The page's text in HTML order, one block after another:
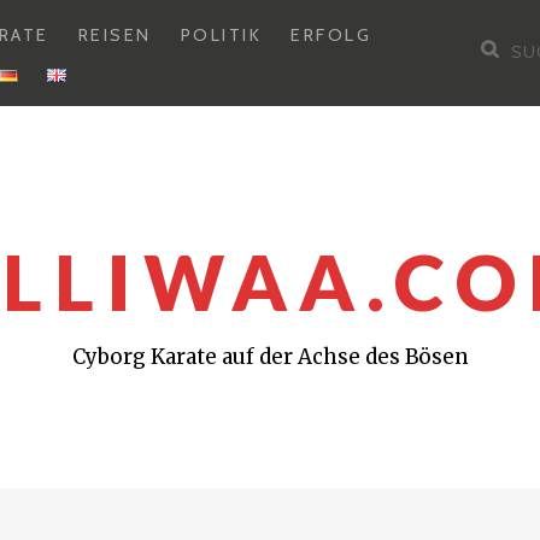
REISEN POLITIK
ERFOLG
Cyborg Karate auf der Achse des Bösen